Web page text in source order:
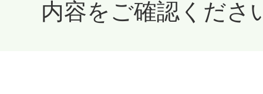
内容をご確認くださ